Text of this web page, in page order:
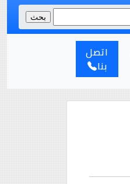
اتصل
بنا